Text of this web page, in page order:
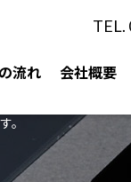
TEL.
流れ 会社概要
。